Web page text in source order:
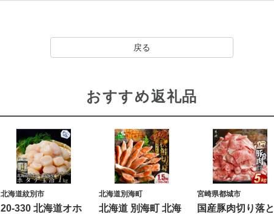
戻る
おすすめ返礼品
北海道紋別市
20-330 北海道オホ
北海道別海町
北海道 別海町 北海
宮崎県都城市
国産豚肉切り落と